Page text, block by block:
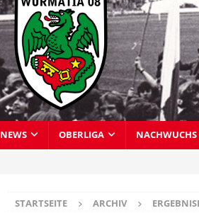
NEWS OBERLIGA NACHWUCHS
STARTSEITE ARCHIV